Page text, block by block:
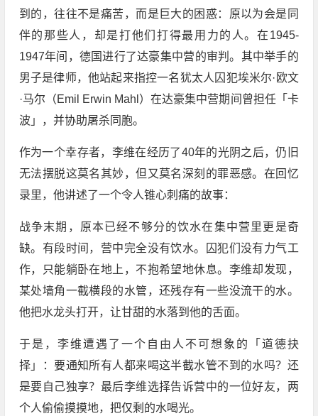
到的，往往不是痛苦，而是巨大的困惑：原以为会是同
伴的那些人，却是打他们打得最用力的人。在1945-
1947年间，德国进行了达豪集中营的审判。其中举手的
男子是律师，他站起来指控一名犹太人囚犯埃米尔·欧文
·马尔（Emil Erwin Mahl）在达豪集中营期间曾担任「卡
波」，并协助屠杀同胞。
作为一个幸存者，李维在经历了40年的光阴之后，仍旧
无法摆脱这莫名其妙，但又莫名深刻的罪恶感。在回忆
录里，他讲述了一个令人锥心刺痛的故事：
战争末期，原本已经不够分的饮水在集中营里更是奇
缺。有段时间，营中完全没有饮水。囚犯们没有力气工
作，只能躺卧在地上，不抱希望地休息。李维却发现，
某处墙角一截横段的水管，还残存有一些没流干的水。
他把水龙头打开，让甘甜的水落到他的舌面。
于是，李维遭遇了一个自由人不可想象的「道德抉
择」：要通知所有人都来喝这半截水管不到的水吗？还
是要自己独享？最后李维选择告诉营中的一位好友，两
个人偷偷摸摸地，把仅剩的水喝光。